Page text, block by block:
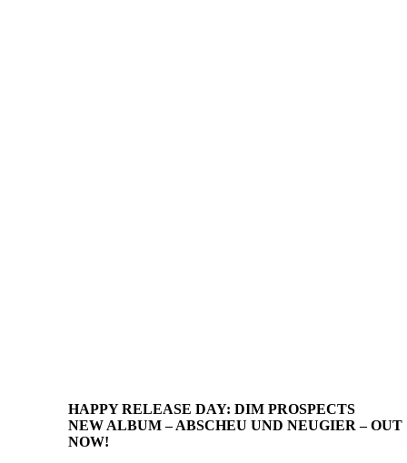
HAPPY RELEASE DAY: DIM PROSPECTS
NEW ALBUM – ABSCHEU UND NEUGIER – OUT
NOW!